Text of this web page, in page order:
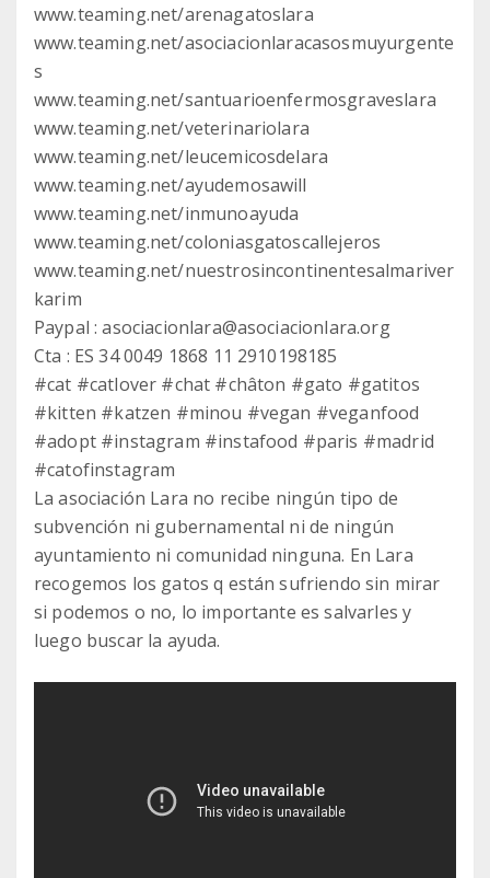
www.teaming.net/arenagatoslara
www.teaming.net/asociacionlaracasosmuyurgente
s
www.teaming.net/santuarioenfermosgraveslara
www.teaming.net/veterinariolara
www.teaming.net/leucemicosdelara
www.teaming.net/ayudemosawill
www.teaming.net/inmunoayuda
www.teaming.net/coloniasgatoscallejeros
www.teaming.net/nuestrosincontinentesalmariver
karim
Paypal : asociacionlara@asociacionlara.org
Cta : ES 34 0049 1868 11 2910198185
#cat #catlover #chat #châton #gato #gatitos
#kitten #katzen #minou #vegan #veganfood
#adopt #instagram #instafood #paris #madrid
#catofinstagram
La asociación Lara no recibe ningún tipo de
subvención ni gubernamental ni de ningún
ayuntamiento ni comunidad ninguna. En Lara
recogemos los gatos q están sufriendo sin mirar
si podemos o no, lo importante es salvarles y
luego buscar la ayuda.